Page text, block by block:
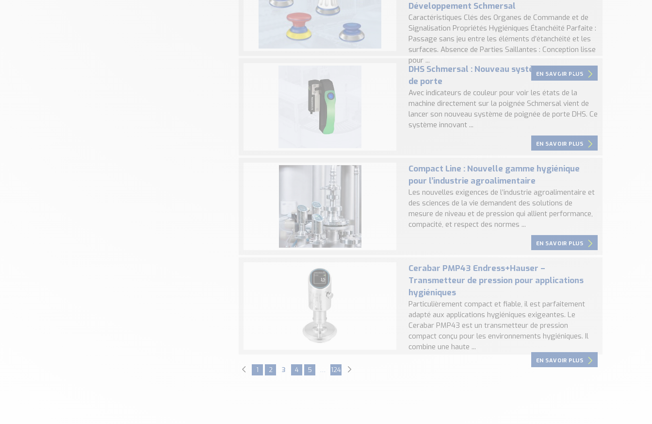
Développement Schmersal
Caractéristiques Clés des Organes de Commande et de
Signalisation Propriétés Hygiéniques Étanchéité Parfaite :
Passage sans jeu entre les éléments d’étanchéité et les
surfaces. Absence de Parties Saillantes : Conception lisse
pour ...
EN SAVOIR PLUS
DHS Schmersal : Nouveau système de poignée
de porte
Avec indicateurs de couleur pour voir les états de la
machine directement sur la poignée Schmersal vient de
lancer son nouveau système de poignée de porte DHS. Ce
système innovant ...
EN SAVOIR PLUS
Compact Line : Nouvelle gamme hygiénique
pour l’industrie agroalimentaire
Les nouvelles exigences de l’industrie agroalimentaire et
des sciences de la vie demandent des solutions de
mesure de niveau et de pression qui allient performance,
compacité, et respect des normes ...
EN SAVOIR PLUS
Cerabar PMP43 Endress+Hauser –
Transmetteur de pression pour applications
hygiéniques
Particulièrement compact et fiable, il est parfaitement
adapté aux applications hygiéniques exigeantes. Le
Cerabar PMP43 est un transmetteur de pression
compact conçu pour les environnements hygiéniques. Il
combine une haute ...
EN SAVOIR PLUS
1 2 3 4 5 … 124